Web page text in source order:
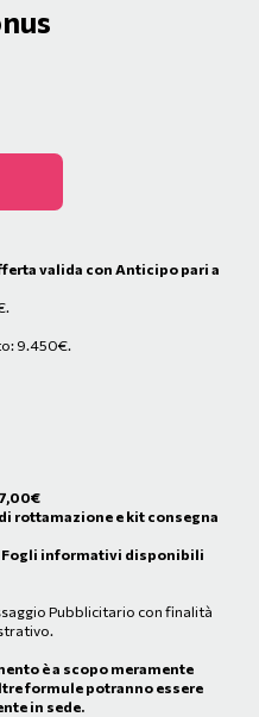
valida con Anticipo pari a
9.450€.
€
rottamazione e kit consegna
Fogli informativi disponibili
Pubblicitario con finalità
è a scopo meramente
formule potranno essere
in sede.